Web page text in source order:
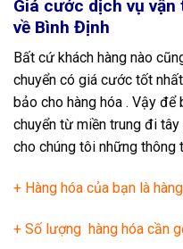
Giá cước dịch vụ
về Bình Định
Bất cứ khách hàng nào
chuyển có giá cước tốt
bảo cho hàng hóa . Vậy
chuyển từ miền trung đi
cho chúng tôi những thông
+ Hàng hóa của bạn là
+ Số lượng hàng hóa cần